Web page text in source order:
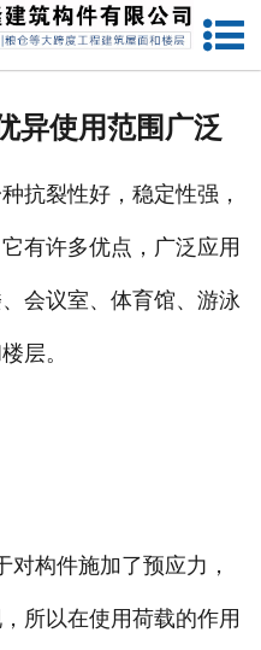
网站首页
异使用范围广泛
抗裂性好，稳定性强，
有许多优点，广泛应用
会议室、体育馆、游泳
层。
对构件施加了预应力，
所以在使用荷载的作用